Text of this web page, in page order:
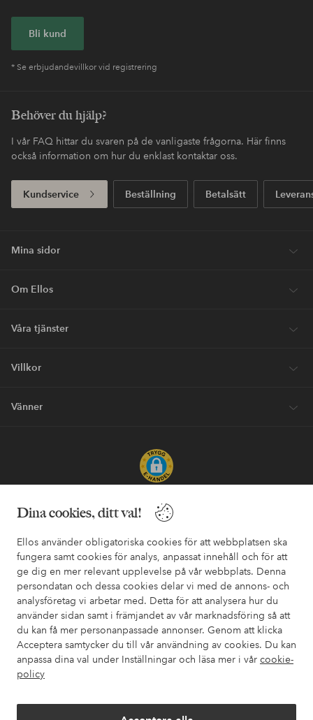
Dina cookies, ditt val!
Ellos använder obligatoriska cookies för att webbplatsen ska
fungera samt cookies för analys, anpassat innehåll och för att
ge dig en mer relevant upplevelse på vår webbplats. Denna
persondatan och dessa cookies delar vi med de annons- och
analysföretag vi arbetar med. Detta för att analysera hur du
använder sidan samt i främjandet av vår marknadsföring så att
du kan få mer personanpassade annonser. Genom att klicka
Acceptera samtycker du till vår användning av cookies. Du kan
anpassa dina val under Inställningar och läsa mer i vår cookie-
policy
Bli kund
* Se erbjudandevillkor vid registrering
Behöver du hjälp?
I vår FAQ hittar du svaren på de vanligaste frågorna. Här finns
också information om hur du enklast kontaktar oss.
Kundservice Beställning Betalsätt
Mina sidor
Om Ellos
Våra tjänster
Villkor
Vänner
Säkra betalningar - Betala direkt eller dela upp
Vill du veta mer om
våra betalalternativ
elpy elpy
Sverige - Välj land
Facebook Instagram Pinterest Youtube